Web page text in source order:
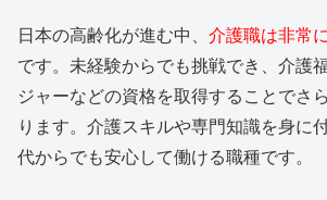
日本の高齢化が進む中、 介護職は非常
です。未経験からでも挑戦でき、介護
ジャーなどの資格を取得することでさ
ります。介護スキルや専門知識を身に
代からでも安心して働ける職種です。